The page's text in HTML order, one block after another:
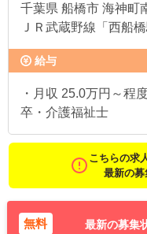
千葉県 船橋市 海神町
ＪＲ武蔵野線「西船
給与
・月収 25.0万円～程
卒・介護福祉士
こちらの求
最新の募
無料 最新の募集